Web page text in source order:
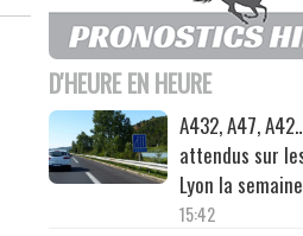
D'HEURE EN HEURE
A432, A47,
attendus sur
Lyon la
15:42